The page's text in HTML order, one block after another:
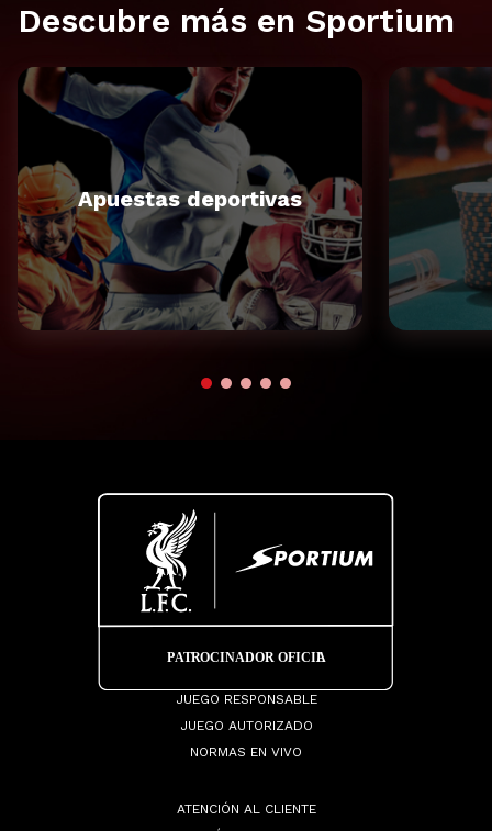
Descubre más en Sportium
Apuestas deportivas
JUEGO RESPONSABLE
JUEGO AUTORIZADO
NORMAS EN VIVO
ATENCIÓN AL CLIENTE